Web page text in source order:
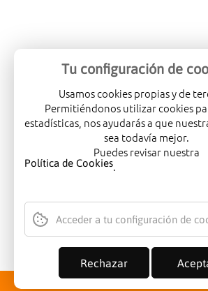
Mercalicante
Tu configuración de
Usamos cookies propias y de
Permitiéndonos utilizar cookies
estadísticas, nos ayudarás a que
sea todavía mejor.
Puedes revisar nuestra
Política de Cookies.
Acceder a tu configuración de
Rechazar